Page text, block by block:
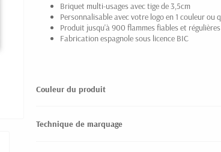
Briquet multi-usages avec tige de 3,5cm
Personnalisable avec votre logo en 1 couleur ou
Produit jusqu'à 900 flammes fiables et régulières
Fabrication espagnole sous licence BIC
Couleur du produit
Technique de marquage